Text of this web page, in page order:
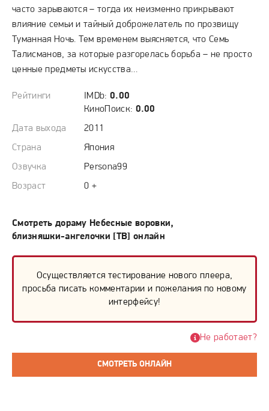
часто зарываются – тогда их неизменно прикрывают
влияние семьи и тайный доброжелатель по прозвищу
Туманная Ночь. Тем временем выясняется, что Семь
Талисманов, за которые разгорелась борьба – не просто
ценные предметы искусства…
Рейтинги IMDb: 0.00
КиноПоиск: 0.00
Дата выхода
2011
Страна
Япония
Озвучка
Persona99
Возраст
0 +
Смотреть дораму Небесные воровки,
близняшки-ангелочки [ТВ] онлайн
Осуществляется тестирование нового плеера,
просьба писать комментарии и пожелания по новому
интерфейсу!
СМОТРЕТЬ ОНЛАЙН
Не работает?